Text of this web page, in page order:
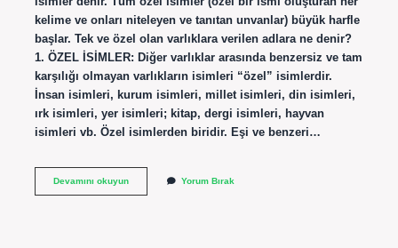
kelime ve onları niteleyen ve tanıtan unvanlar) büyük harfle
başlar. Tek ve özel olan varlıklara verilen adlara ne denir?
1. ÖZEL İSİMLER: Diğer varlıklar arasında benzersiz ve tam
karşılığı olmayan varlıkların isimleri “özel” isimlerdir.
İnsan isimleri, kurum isimleri, millet isimleri, din isimleri,
ırk isimleri, yer isimleri; kitap, dergi isimleri, hayvan
isimleri vb. Özel isimlerden biridir. Eşi ve benzeri…
Devamını okuyunEşi
Yorum Bırak